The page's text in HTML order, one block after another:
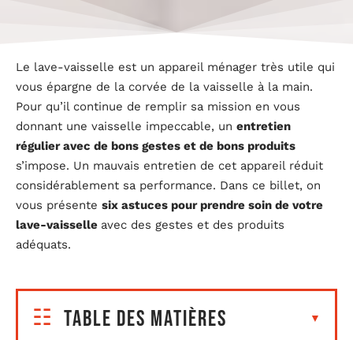
Le lave-vaisselle est un appareil ménager très utile qui
vous épargne de la corvée de la vaisselle à la main.
Pour qu’il continue de remplir sa mission en vous
donnant une vaisselle impeccable, un entretien
régulier avec de bons gestes et de bons produits
s’impose. Un mauvais entretien de cet appareil réduit
considérablement sa performance. Dans ce billet, on
vous présente six astuces pour prendre soin de votre
lave-vaisselle avec des gestes et des produits
adéquats.
Table des matières